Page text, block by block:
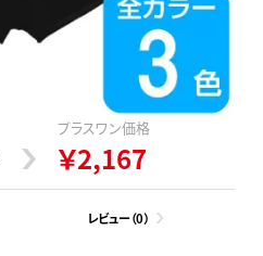
プラスワン価格
￥2,167
レビュー（0）